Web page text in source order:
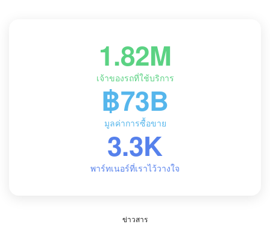
1.82M
เจ้าของรถที่ใช้บริการ
฿73B
มูลค่าการซื้อขาย
3.3K
พาร์ทเนอร์ที่เราไว้วางใจ
ข่าวสาร